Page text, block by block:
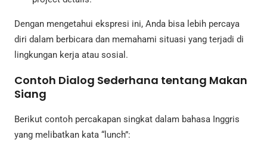
Dengan mengetahui ekspresi ini, Anda bisa lebih percaya
diri dalam berbicara dan memahami situasi yang terjadi di
lingkungan kerja atau sosial.
Contoh Dialog Sederhana tentang Makan
Siang
Berikut contoh percakapan singkat dalam bahasa Inggris
yang melibatkan kata “lunch”: